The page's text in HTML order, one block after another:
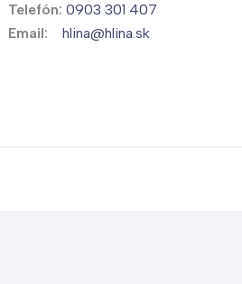
Telefón: 0903 301 407
Email:
hlina@hlina.sk